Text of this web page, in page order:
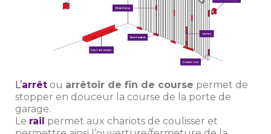
L’arrêt ou arrêtoir de fin de course permet de
stopper en douceur la course de la porte de
garage.
Le rail permet aux chariots de coulisser et